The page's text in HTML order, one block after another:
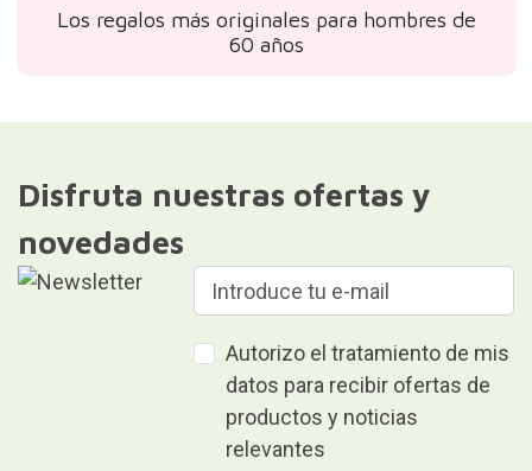
Los regalos más originales para hombres de
60 años
Disfruta nuestras ofertas y
novedades
Autorizo el tratamiento de mis
datos para recibir ofertas de
productos y noticias
relevantes